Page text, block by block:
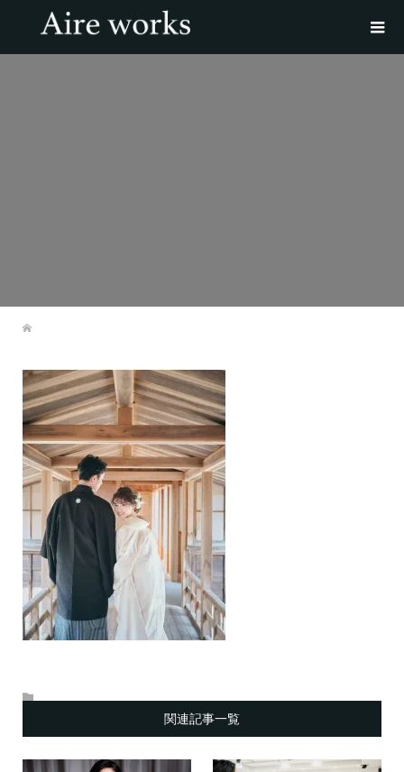
関連記事一覧